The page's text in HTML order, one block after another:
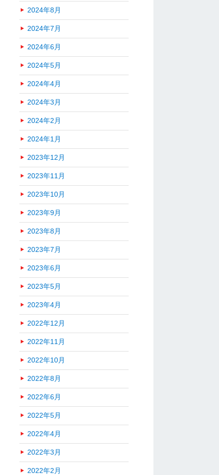
2024年8月
2024年7月
2024年6月
2024年5月
2024年4月
2024年3月
2024年2月
2024年1月
2023年12月
2023年11月
2023年10月
2023年9月
2023年8月
2023年7月
2023年6月
2023年5月
2023年4月
2022年12月
2022年11月
2022年10月
2022年8月
2022年6月
2022年5月
2022年4月
2022年3月
2022年2月